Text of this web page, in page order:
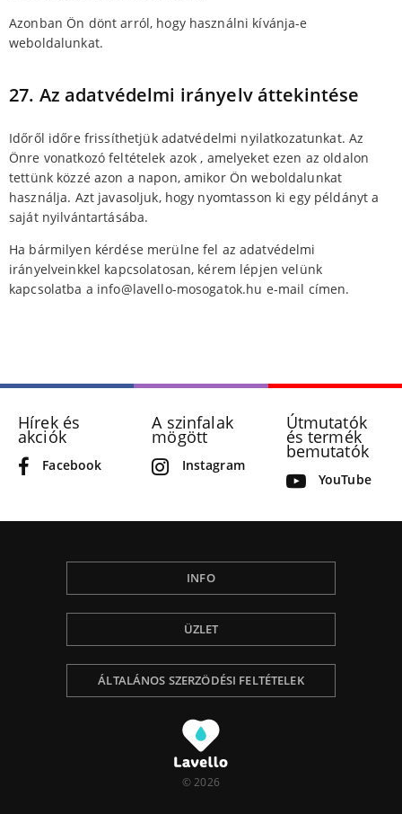
Azonban Ön dönt arról, hogy használni kívánja-e
weboldalunkat.
27. Az adatvédelmi irányelv áttekintése
Időről időre frissíthetjük adatvédelmi nyilatkozatunkat. Az
Önre vonatkozó feltételek azok , amelyeket ezen az oldalon
tettünk közzé azon a napon, amikor Ön weboldalunkat
használja. Azt javasoljuk, hogy nyomtasson ki egy példányt a
saját nyilvántartásába.
Ha bármilyen kérdése merülne fel az adatvédelmi
irányelveinkkel kapcsolatosan, kérem lépjen velünk
kapcsolatba a info@lavello-mosogatok.hu e-mail címen.
Hírek és
akciók
Facebook
A szinfalak
mögött
Instagram
Útmutatók
és termék
bemutatók
YouTube
INFO
ÜZLET
ÁLTALÁNOS SZERZÖDÉSI FELTÉTELEK
© 2026